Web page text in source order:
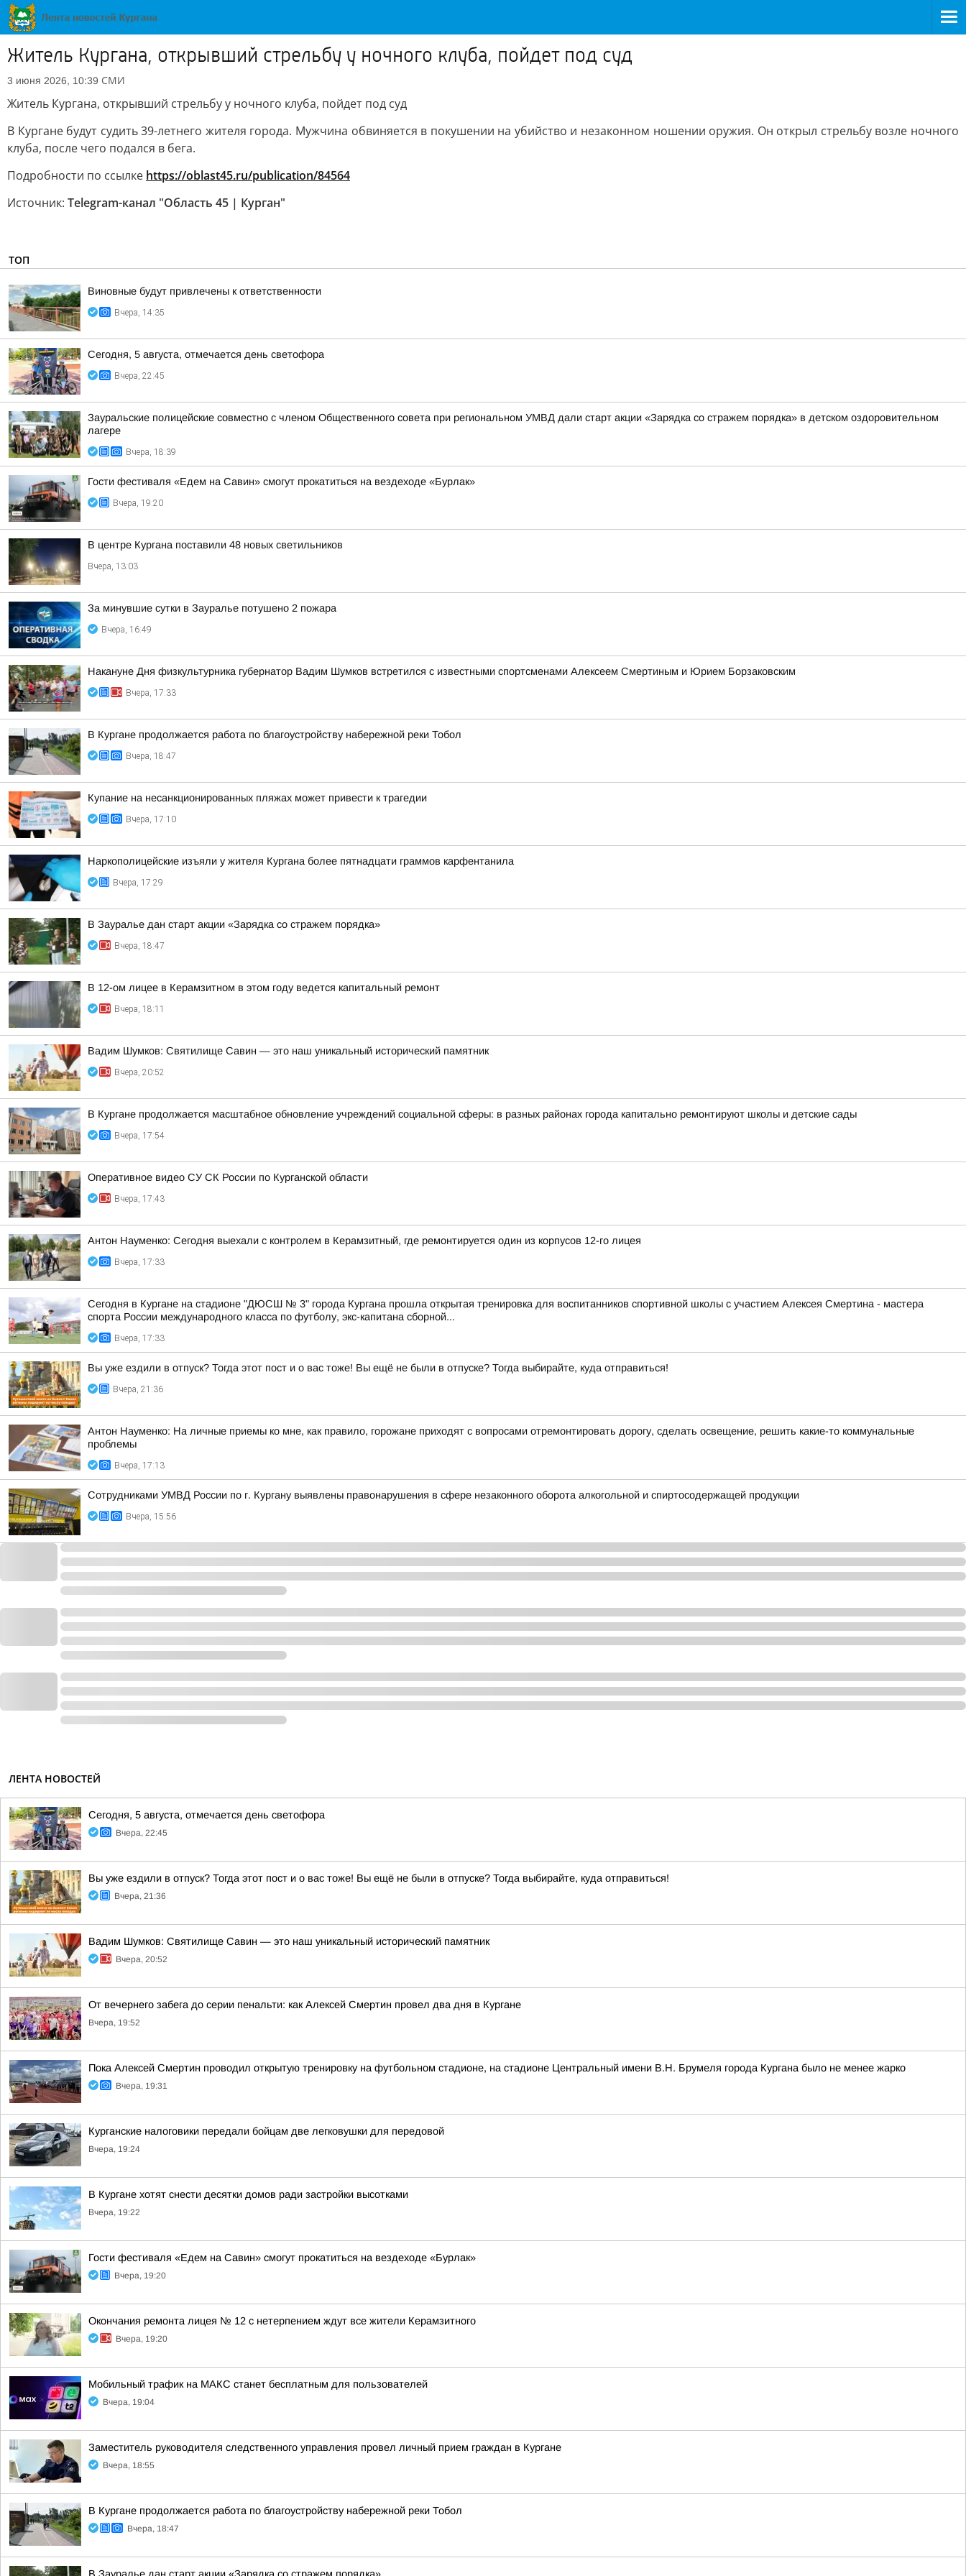
Житель Кургана, открывший стрельбу у ночного клуба, пойдет под суд
3 июня 2026, 10:39 СМИ
Житель Кургана, открывший стрельбу у ночного клуба, пойдет под суд
В Кургане будут судить 39-летнего жителя города. Мужчина обвиняется в покушении на убийство и незаконном ношении оружия. Он открыл стрельбу возле ночного
клуба, после чего подался в бега.
Подробности по ссылке https://oblast45.ru/publication/84564
Источник: Telegram-канал "Область 45 | Курган"
ТОП
Виновные будут привлечены к ответственности
Вчера, 14:35
Сегодня, 5 августа, отмечается день светофора
Вчера, 22:45
Зауральские полицейские совместно с членом Общественного совета при региональном УМВД дали старт акции «Зарядка со стражем порядка» в детском оздоровительном
лагере
Вчера, 18:39
Гости фестиваля «Едем на Савин» смогут прокатиться на вездеходе «Бурлак»
Вчера, 19:20
В центре Кургана поставили 48 новых светильников
Вчера, 13:03
За минувшие сутки в Зауралье потушено 2 пожара
Вчера, 16:49
Накануне Дня физкультурника губернатор Вадим Шумков встретился с известными спортсменами Алексеем Смертиным и Юрием Борзаковским
Вчера, 17:33
В Кургане продолжается работа по благоустройству набережной реки Тобол
Вчера, 18:47
Купание на несанкционированных пляжах может привести к трагедии
Вчера, 17:10
Наркополицейские изъяли у жителя Кургана более пятнадцати граммов карфентанила
Вчера, 17:29
В Зауралье дан старт акции «Зарядка со стражем порядка»
Вчера, 18:47
В 12-ом лицее в Керамзитном в этом году ведется капитальный ремонт
Вчера, 18:11
Вадим Шумков: Святилище Савин — это наш уникальный исторический памятник
Вчера, 20:52
В Кургане продолжается масштабное обновление учреждений социальной сферы: в разных районах города капитально ремонтируют школы и детские сады
Вчера, 17:54
Оперативное видео СУ СК России по Курганской области
Вчера, 17:43
Антон Науменко: Сегодня выехали с контролем в Керамзитный, где ремонтируется один из корпусов 12-го лицея
Вчера, 17:33
Сегодня в Кургане на стадионе "ДЮСШ № 3" города Кургана прошла открытая тренировка для воспитанников спортивной школы с участием Алексея Смертина - мастера
спорта России международного класса по футболу, экс-капитана сборной...
Вчера, 17:33
Вы уже ездили в отпуск? Тогда этот пост и о вас тоже! Вы ещё не были в отпуске? Тогда выбирайте, куда отправиться!
Вчера, 21:36
Антон Науменко: На личные приемы ко мне, как правило, горожане приходят с вопросами отремонтировать дорогу, сделать освещение, решить какие-то коммунальные
проблемы
Вчера, 17:13
Сотрудниками УМВД России по г. Кургану выявлены правонарушения в сфере незаконного оборота алкогольной и спиртосодержащей продукции
Вчера, 15:56
ЛЕНТА НОВОСТЕЙ
Сегодня, 5 августа, отмечается день светофора
Вчера, 22:45
Вы уже ездили в отпуск? Тогда этот пост и о вас тоже! Вы ещё не были в отпуске? Тогда выбирайте, куда отправиться!
Вчера, 21:36
Вадим Шумков: Святилище Савин — это наш уникальный исторический памятник
Вчера, 20:52
От вечернего забега до серии пенальти: как Алексей Смертин провел два дня в Кургане
Вчера, 19:52
Пока Алексей Смертин проводил открытую тренировку на футбольном стадионе, на стадионе Центральный имени В.Н. Брумеля города Кургана было не менее жарко
Вчера, 19:31
Курганские налоговики передали бойцам две легковушки для передовой
Вчера, 19:24
В Кургане хотят снести десятки домов ради застройки высотками
Вчера, 19:22
Гости фестиваля «Едем на Савин» смогут прокатиться на вездеходе «Бурлак»
Вчера, 19:20
Окончания ремонта лицея № 12 с нетерпением ждут все жители Керамзитного
Вчера, 19:20
Мобильный трафик на МАКС станет бесплатным для пользователей
Вчера, 19:04
Заместитель руководителя следственного управления провел личный прием граждан в Кургане
Вчера, 18:55
В Кургане продолжается работа по благоустройству набережной реки Тобол
Вчера, 18:47